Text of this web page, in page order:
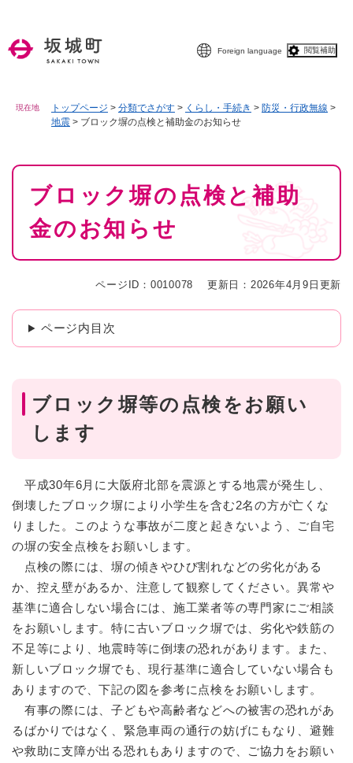
Foreign language 閲覧補助
現在地 トップページ > 分類でさがす > くらし・手続き > 防災・行政無線 >
地震 > ブロック塀の点検と補助金のお知らせ
本
ブロック塀の点検と補助
金のお知らせ
ページID：0010078 更新日：2026年4月9日更新
ページ内目次
ブロック塀等の点検をお願い
します
平成30年6月に大阪府北部を震源とする地震が発生し、
倒壊したブロック塀により小学生を含む2名の方が亡くな
りました。このような事故が二度と起きないよう、ご自宅
の塀の安全点検をお願いします。
点検の際には、塀の傾きやひび割れなどの劣化がある
か、控え壁があるか、注意して観察してください。異常や
基準に適合しない場合には、施工業者等の専門家にご相談
をお願いします。特に古いブロック塀では、劣化や鉄筋の
不足等により、地震時等に倒壊の恐れがあります。また、
新しいブロック塀でも、現行基準に適合していない場合も
ありますので、下記の図を参考に点検をお願いします。
有事の際には、子どもや高齢者などへの被害の恐れがあ
るばかりではなく、緊急車両の通行の妨げにもなり、避難
や救助に支障が出る恐れもありますので、ご協力をお願い